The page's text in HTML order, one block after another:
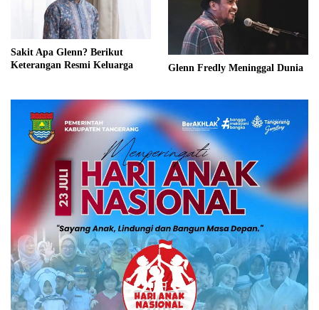
Sakit Apa Glenn? Berikut
Keterangan Resmi Keluarga
Glenn Fredly Meninggal Dunia